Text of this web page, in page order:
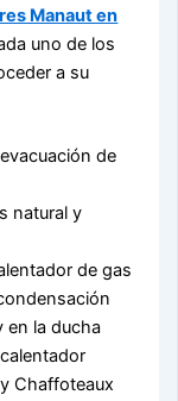
Manaut en
uno de los
a su
de
natural y
de gas
en la ducha
Chaffoteaux